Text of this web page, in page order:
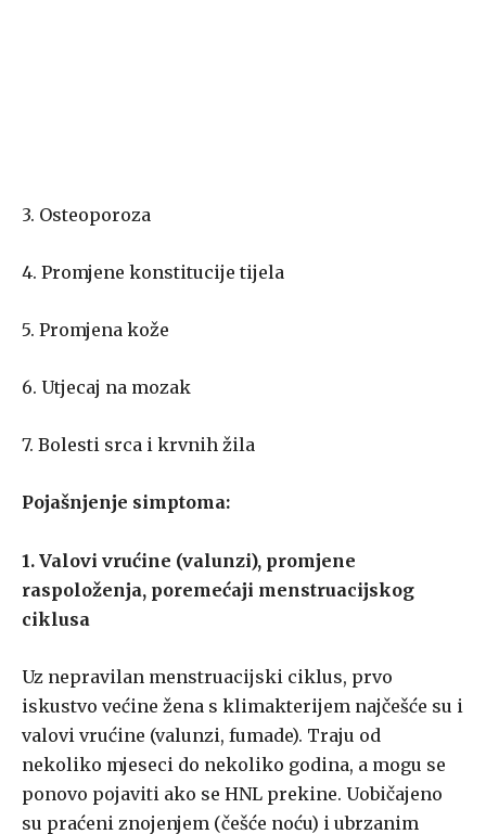
3. Osteoporoza
4. Promjene konstitucije tijela
5. Promjena kože
6. Utjecaj na mozak
7. Bolesti srca i krvnih žila
Pojašnjenje simptoma:
1. Valovi vrućine (valunzi), promjene
raspoloženja, poremećaji menstruacijskog
ciklusa
Uz nepravilan menstruacijski ciklus, prvo
iskustvo većine žena s klimakterijem najčešće su i
valovi vrućine (valunzi, fumade). Traju od
nekoliko mjeseci do nekoliko godina, a mogu se
ponovo pojaviti ako se HNL prekine. Uobičajeno
su praćeni znojenjem (češće noću) i ubrzanim